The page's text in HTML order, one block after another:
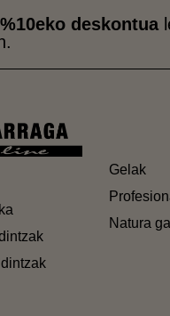
%10eko deskontua
Gelak
Natura